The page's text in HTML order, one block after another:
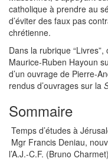
catholique à prendre au
d’éviter des faux pas
chrétienne.
Dans la rubrique
Maurice-Ruben Hayoun
d’un ouvrage de Pierre-
rendus d’ouvrages sur la
Sommaire
Temps d’études à
Mgr Francis Deniau,
l’A.J.-C.F. (Bruno Charmet)